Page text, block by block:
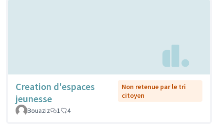
Creation d'espaces
jeunesse
Non retenue par le tri
citoyen
Bouaziz
1 4